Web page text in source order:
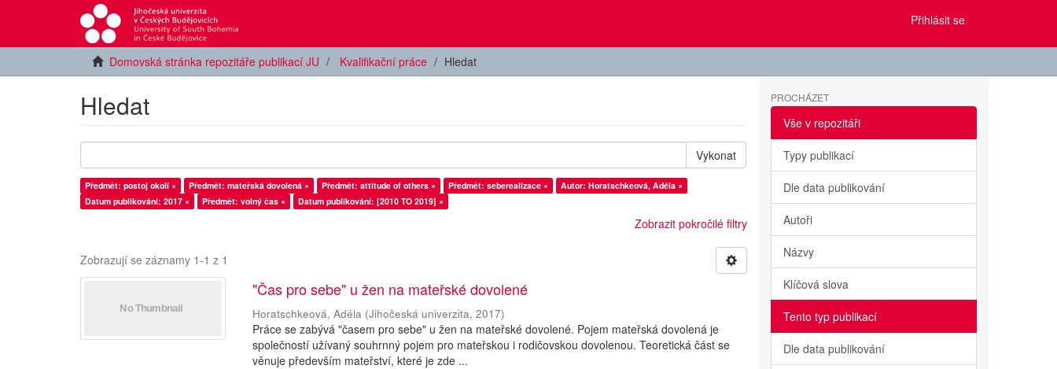
Přihlásit se
Domovská stránka repozitáře publikací JU Kvalifikační práce Hledat
Hledat
Vykonat
Předmět: postoj okolí × Předmět: mateřská dovolená × Předmět: attitude of others × Předmět: seberealizace ×
Autor: Horatschkeová, Adéla ×
Datum publikování: 2017 ×
Předmět: volný čas × Datum publikování: [2010 TO 2019] ×
Zobrazit pokročilé filtry
Zobrazují se záznamy 1-1 z 1
"Čas pro sebe" u žen na mateřské dovolené
Horatschkeová, Adéla (Jihočeská univerzita,2017)
Práce se zabývá "časem pro sebe" u žen na mateřské dovolené. Pojem mateřská dovolená je
společností užívaný souhrnný pojem pro mateřskou i rodičovskou dovolenou. Teoretická část se
věnuje především mateřství, které je zde ...
PROCHÁZET
Vše v repozitáři
Typy publikací
Dle data publikování
Autoři
Názvy
Klíčová slova
Tento typ publikací
Dle data publikování